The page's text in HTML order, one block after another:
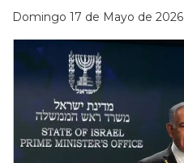
Domingo 17 de Mayo de 2026